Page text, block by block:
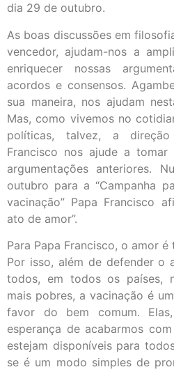
dia 29 de outubro.
As boas discussões em
vencedor, ajudam-nos a
enriquecer nossas
acordos e consensos.
sua maneira, nos ajudam
Mas, como vivemos no
políticas, talvez, a
Francisco nos ajude a
argumentações anteriores.
outubro para a “Campanha
vacinação” Papa Francisco
ato de amor”.
Para Papa Francisco, o amor
Por isso, além de defender o
todos, em todos os países,
mais pobres, a vacinação é
favor do bem comum.
esperança de acabarmos
estejam disponíveis para
se é um modo simples de